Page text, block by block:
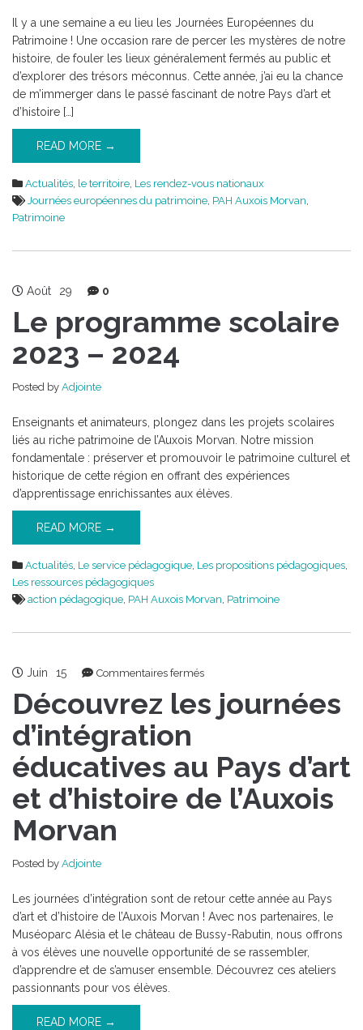
Il y a une semaine a eu lieu les Journées Européennes du
Patrimoine ! Une occasion rare de percer les mystères de notre
histoire, de fouler les lieux généralement fermés au public et
d’explorer des trésors méconnus. Cette année, j’ai eu la chance
de m’immerger dans le passé fascinant de notre Pays d’art et
d’histoire […]
READ MORE →
Actualités, le territoire, Les rendez-vous nationaux
Journées européennes du patrimoine, PAH Auxois Morvan,
Patrimoine
Août 29 0
Le programme scolaire
2023 – 2024
Posted by Adjointe
Enseignants et animateurs, plongez dans les projets scolaires
liés au riche patrimoine de l’Auxois Morvan. Notre mission
fondamentale : préserver et promouvoir le patrimoine culturel et
historique de cette région en offrant des expériences
d’apprentissage enrichissantes aux élèves.
READ MORE →
Actualités, Le service pédagogique, Les propositions pédagogiques,
Les ressources pédagogiques
action pédagogique, PAH Auxois Morvan, Patrimoine
Juin 15 Commentaires ferméssur
les
journées
éducatives
au
Pays
d’art
Morvan
Découvrez les journées
d’intégration
éducatives au Pays d’art
et d’histoire de l’Auxois
Morvan
Posted by Adjointe
Les journées d’intégration sont de retour cette année au Pays
d’art et d’histoire de l’Auxois Morvan ! Avec nos partenaires, le
Muséoparc Alésia et le château de Bussy-Rabutin, nous offrons
à vos élèves une nouvelle opportunité de se rassembler,
d’apprendre et de s’amuser ensemble. Découvrez ces ateliers
passionnants pour vos élèves.
READ MORE →